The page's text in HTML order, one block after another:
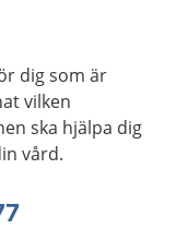
dig som är
vilken
ska hjälpa dig
vård.